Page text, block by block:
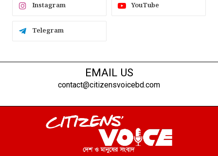
Instagram YouTube
Telegram
EMAIL US
contact@citizensvoicebd.com